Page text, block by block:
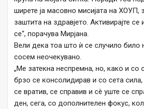
ширете ја масовно мисијата на ХОУП,
заштита на здравјето. Активирајте
се“, порачува Мирјана.
Вели дека тоа што ѝ се случило било
сосем неочекувано.
„Ме затекна неспремна, но, како и со
брзо се консолидирав и со сета
се вратив, се справив и сè уште се
ден, сега, со дополнителен фокус,